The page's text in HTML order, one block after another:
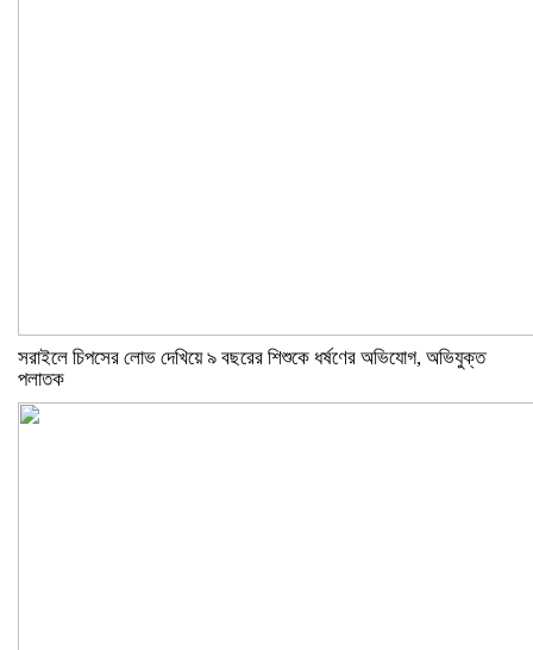
সরাইলে চিপসের লোভ দেখিয়ে ৯ বছরের শিশুকে ধর্ষণের অভিযোগ, অভিযুক্ত
পলাতক